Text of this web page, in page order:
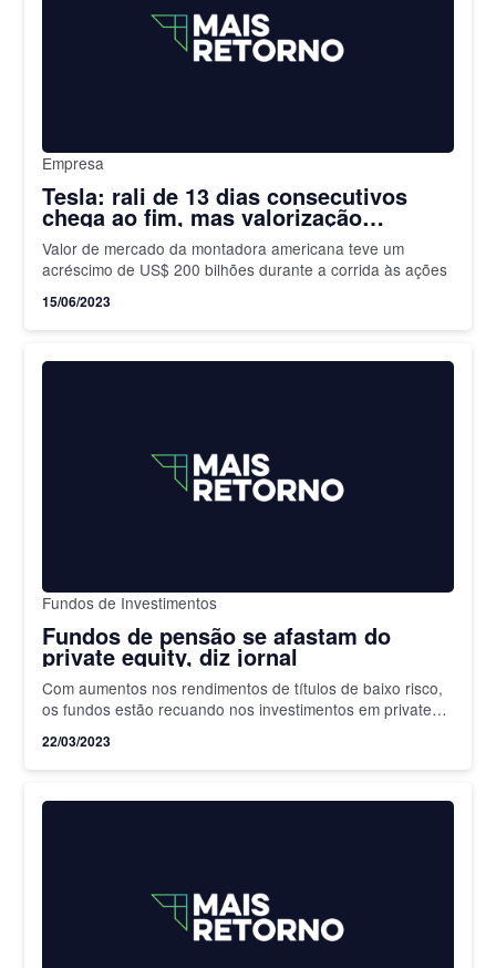
Empresa
Tesla: rali de 13 dias consecutivos
chega ao fim, mas valorização
superou 40%
Valor de mercado da montadora americana teve um
acréscimo de US$ 200 bilhões durante a corrida às ações
15/06/2023
Fundos de Investimentos
Fundos de pensão se afastam do
private equity, diz jornal
Com aumentos nos rendimentos de títulos de baixo risco,
os fundos estão recuando nos investimentos em private
22/03/2023